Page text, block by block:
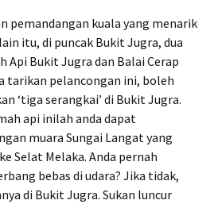
pemandangan kuala yang menarik
itu, di puncak Bukit Jugra, dua
Api Bukit Jugra dan Balai Cerap
tarikan pelancongan ini, boleh
‘tiga serangkai’ di Bukit Jugra.
api inilah anda dapat
muara Sungai Langat yang
Selat Melaka. Anda pernah
bebas di udara? Jika tidak,
di Bukit Jugra. Sukan luncur